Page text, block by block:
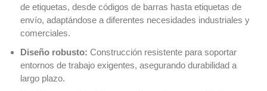
de etiquetas, desde códigos de barras hasta etiquetas de
envío, adaptándose a diferentes necesidades industriales y
comerciales.
Diseño robusto: Construcción resistente para soportar
entornos de trabajo exigentes, asegurando durabilidad a
largo plazo.